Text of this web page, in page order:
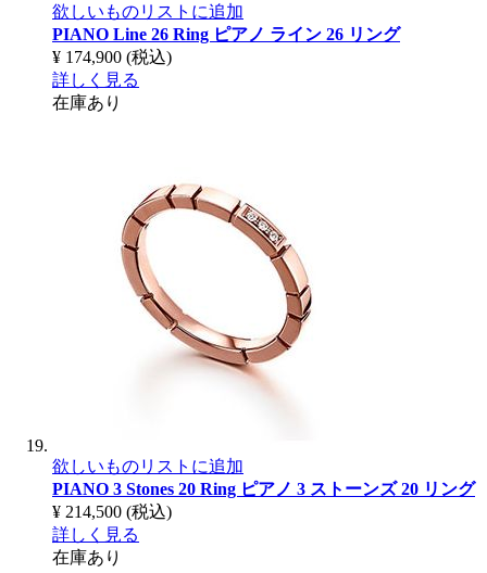
欲しいものリストに追加
PIANO Line 26 Ring ピアノ ライン 26 リング
¥ 174,900 (税込)
詳しく見る
在庫あり
欲しいものリストに追加
PIANO 3 Stones 20 Ring ピアノ 3 ストーンズ 20 リング
¥ 214,500 (税込)
詳しく見る
在庫あり